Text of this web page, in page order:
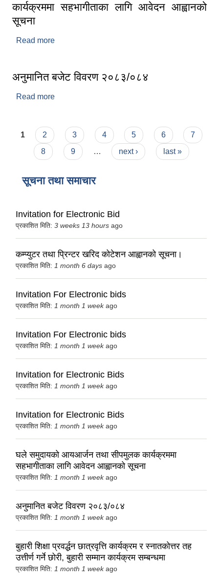
कार्यक्रममा सहभागीताका लागि आवेदन आह्वानको
सूचना
Read more
अनुमानित बजेट विवरण २०८३/०८४
Read more
Pages
1 2 3 4 5 6
7
8
9 … next › last »
सूचना तथा समाचार
Invitation for Electronic Bid
प्रकाशित मिति: 3 weeks 13 hours ago
कम्प्युटर तथा प्रिन्टर खरिद कोटेशन आह्वानको सूचना।
प्रकाशित मिति: 1 month 6 days ago
Invitation For Electronic bids
प्रकाशित मिति: 1 month 1 weekago
Invitation For Electronic bids
प्रकाशित मिति: 1 month 1 weekago
Invitation for Electronic Bids
प्रकाशित मिति: 1 month 1 weekago
Invitation for Electronic Bids
प्रकाशित मिति: 1 month 1 weekago
घले समुदायको आयआर्जन तथा सीपमुलक कार्यक्रममा
सहभागीताका लागि आवेदन आह्वानको सूचना
प्रकाशित मिति: 1 month 1 weekago
अनुमानित बजेट विवरण २०८३/०८४
प्रकाशित मिति: 1 month 1 weekago
बुहारी शिक्षा प्रवर्द्धन छात्रवृत्ति कार्यक्रम र स्नातकोत्तर तह
उत्तीर्ण गर्ने छोरी, बुहारी सम्मान कार्यक्रम सम्बन्धमा
प्रकाशित मिति: 1 month 1 weekago